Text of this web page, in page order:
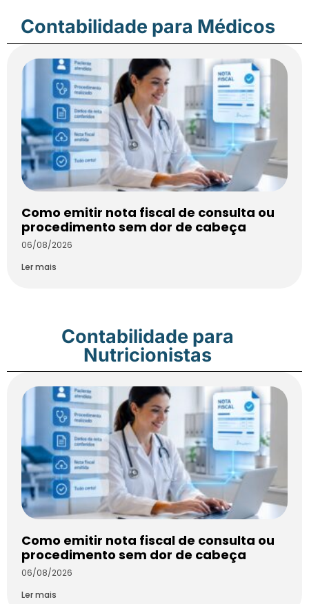
Contabilidade para Médicos
Como emitir nota fiscal de consulta ou
procedimento sem dor de cabeça
06/08/2026
Ler mais
Contabilidade para
Nutricionistas
Como emitir nota fiscal de consulta ou
procedimento sem dor de cabeça
06/08/2026
Ler mais